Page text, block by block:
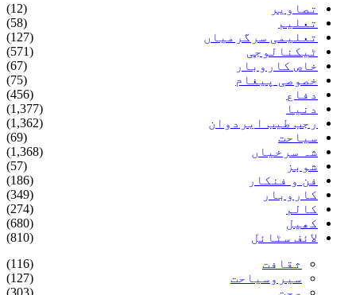
تصاویر
(12)
تعلیم
(58)
تعلیمی سرگرمیاں
(127)
ٹیکنالوجی
(571)
خاص کاروبار
(67)
خصوصی پیغام
(75)
دفاع
(456)
دنیا
(1,377)
رجب طیب ایردوان
(1,362)
سیاحت
(69)
شہ سرخیاں
(1,368)
شوبز
(57)
فن و فنکار
(186)
کاروبار
(349)
کالم
(274)
کھیل
(680)
لائف سٹائل
(810)
ثقافت
(116)
سیروسیاحت
(127)
صحت
(303)